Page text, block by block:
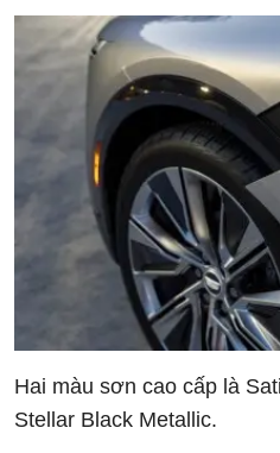
Hai màu sơn cao cấp là
Stellar Black Metallic.